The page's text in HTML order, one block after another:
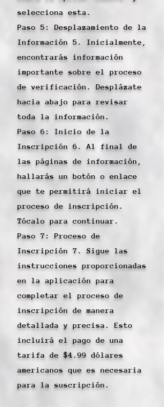
selecciona esta.
Paso 5: Desplazamiento de la
Información 5. Inicialmente,
encontrarás información
importante sobre el proceso
de verificación. Desplázate
hacia abajo para revisar
toda la información.
Paso 6: Inicio de la
Inscripción 6. Al final de
las páginas de información,
hallarás un botón o enlace
que te permitirá iniciar el
proceso de inscripción.
Tócalo para continuar.
Paso 7: Proceso de
Inscripción 7. Sigue las
instrucciones proporcionadas
en la aplicación para
completar el proceso de
inscripción de manera
detallada y precisa. Esto
incluirá el pago de una
tarifa de $4.99 dólares
americanos que es necesaria
para la suscripción.